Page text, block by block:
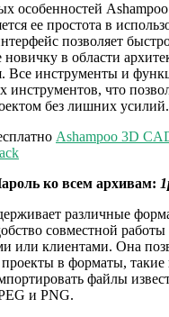
особенностей
ее простота в
позволяет
в области
Все инструменты и
инструментов, что
без лишних усилий.
Ashampoo 3D
ко всем архивам:
различные
совместной
или клиентами. Она
проекты в форматы,
файлы
и PNG.